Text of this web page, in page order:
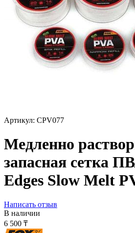
Артикул: CPV077
Медленно
запасная сетка
Edges Slow Melt
Написать отзыв
В наличии
6 500 ₸